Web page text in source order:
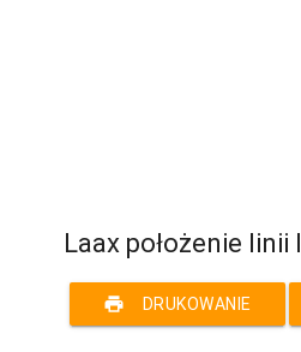
Laax położenie
print DRUKOWANIE